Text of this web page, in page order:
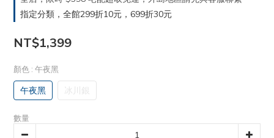
指定分類，全館299折10元，699折30元
NT$1,399
顏色 : 午夜黑
午夜黑 冰川銀
數量